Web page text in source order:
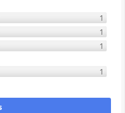
1
1
1
1